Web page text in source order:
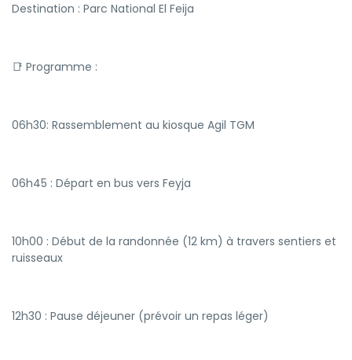
Destination : Parc National El Feija
📑 Programme :
06h30: Rassemblement au kiosque Agil TGM
06h45 : Départ en bus vers Feyja
10h00 : Début de la randonnée (12 km) à travers sentiers et
ruisseaux
12h30 : Pause déjeuner (prévoir un repas léger)